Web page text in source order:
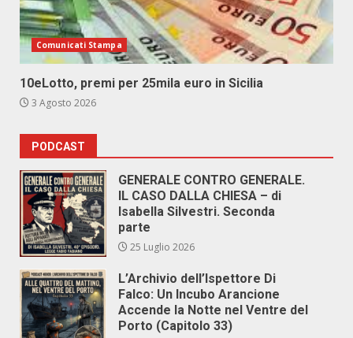
Comunicati Stampa
10eLotto, premi per 25mila euro in Sicilia
3 Agosto 2026
PODCAST
GENERALE CONTRO GENERALE.
IL CASO DALLA CHIESA – di
Isabella Silvestri. Seconda
parte
25 Luglio 2026
L’Archivio dell’Ispettore Di
Falco: Un Incubo Arancione
Accende la Notte nel Ventre del
Porto (Capitolo 33)